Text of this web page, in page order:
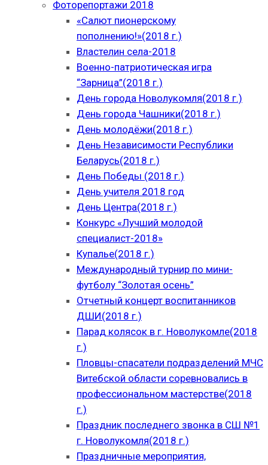
Фоторепортажи 2018
«Салют пионерскому
пополнению!»(2018 г.)
Властелин села-2018
Военно-патриотическая игра
“Зарница”(2018 г.)
День города Новолукомля(2018 г.)
День города Чашники(2018 г.)
День молодёжи(2018 г.)
День Независимости Республики
Беларусь(2018 г.)
День Победы (2018 г.)
День учителя 2018 год
День Центра(2018 г.)
Конкурс «Лучший молодой
специалист-2018»
Купалье(2018 г.)
Международный турнир по мини-
футболу “Золотая осень”
Отчетный концерт воспитанников
ДШИ(2018 г.)
Парад колясок в г. Новолукомле(2018
г.)
Пловцы-спасатели подразделений МЧС
Витебской области соревновались в
профессиональном мастерстве(2018
г.)
Праздник последнего звонка в СШ №1
г. Новолукомля(2018 г.)
Праздничные мероприятия,